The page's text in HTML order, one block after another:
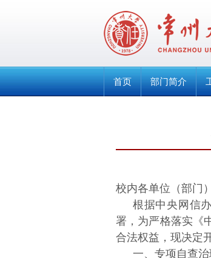
首页 部门简介
校内各单位（部门
根据中央网信
署，为严格落实《
合法权益，现决定
一、专项自查